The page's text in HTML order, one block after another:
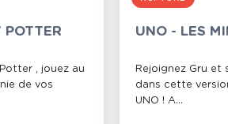
POTTER
, jouez au
de vos
UNO - LES
Rejoignez Gru et
dans cette
UNO ! A...